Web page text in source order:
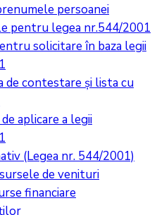
persoanei
pentru legea nr.544/2001
solicitare în baza legii
de contestare și lista cu
aplicare a legii
(Legea nr. 544/2001)
de venituri
financiare